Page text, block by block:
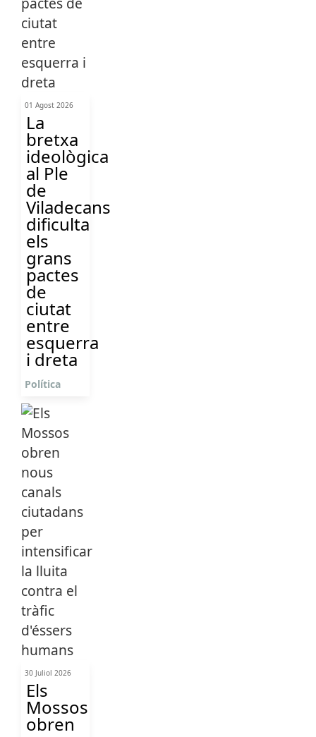
01 Agost 2026
La
bretxa
ideològica
al Ple
de
Viladecans
dificulta
els
grans
pactes
de
ciutat
entre
esquerra
i dreta
Política
30 Juliol 2026
Els
Mossos
obren